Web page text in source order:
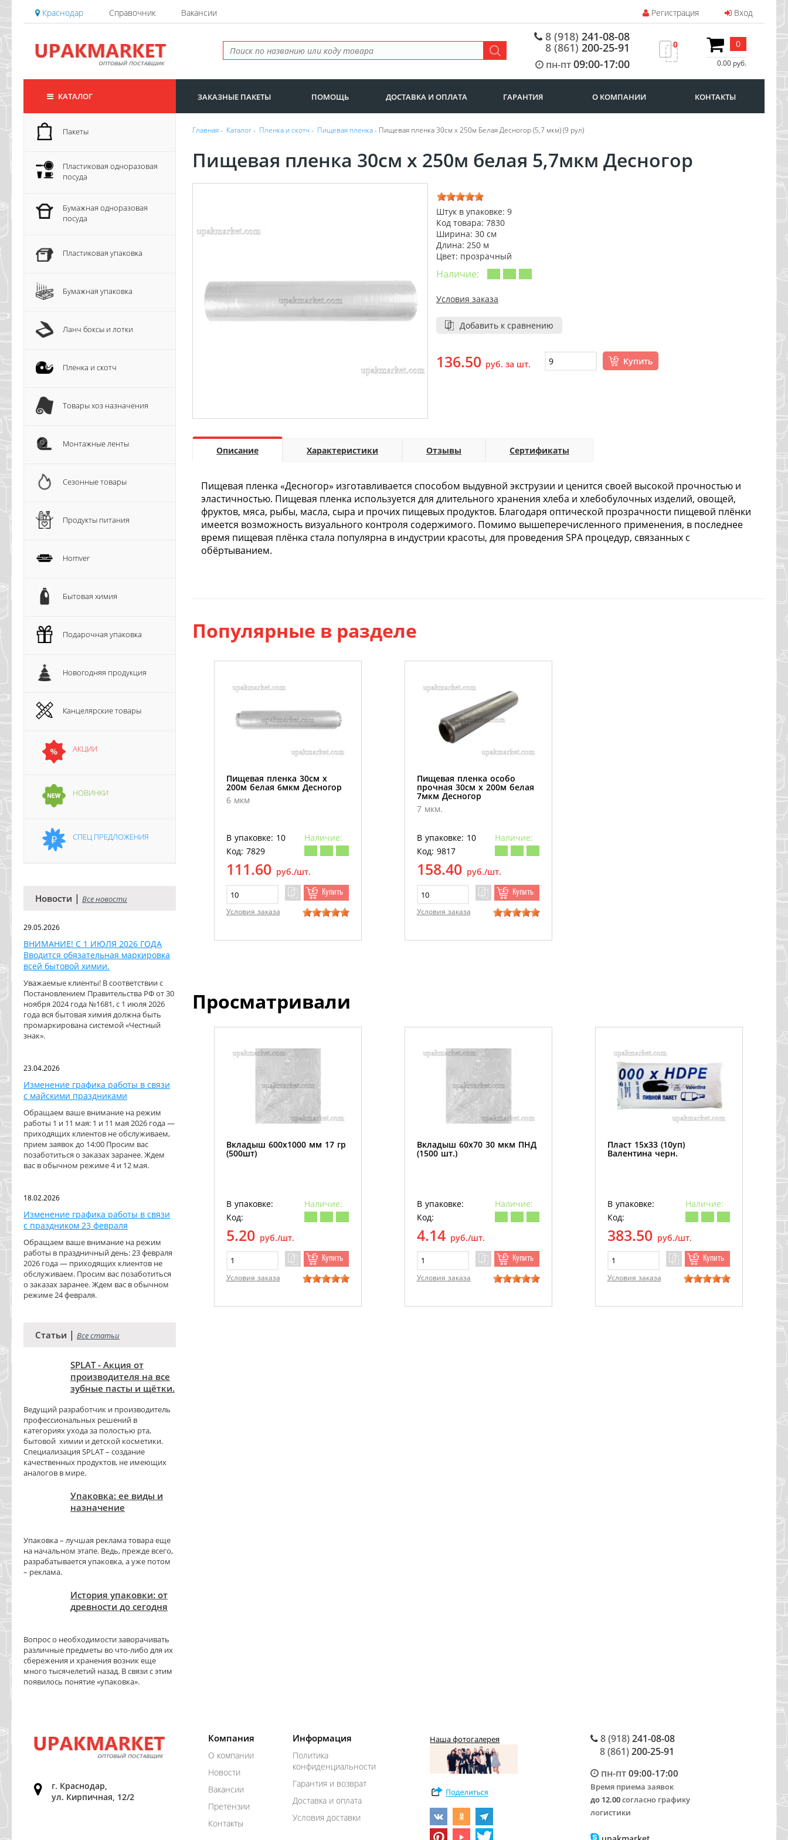
Краснодар Справочник Вакансии Регистрация Вход
8 (918) 241-08-08
8 (861) 200-25-91
пн-пт09:00-17:00
0 0
0.00 руб.
КАТАЛОГ ЗАКАЗНЫЕ ПАКЕТЫ ПОМОЩЬ ДОСТАВКА И ОПЛАТА ГАРАНТИЯ О КОМПАНИИ КОНТАКТЫ
Пакеты
Пластиковая одноразовая
посуда
Бумажная одноразовая
посуда
Пластиковая упаковка
Бумажная упаковка
Ланч боксы и лотки
Пленка и скотч
Товары хоз назначения
Монтажные ленты
Сезонные товары
Продукты питания
Homver
Бытовая химия
Подарочная упаковка
Новогодняя продукция
Канцелярские товары
АКЦИИ
НОВИНКИ
СПЕЦ ПРЕДЛОЖЕНИЯ
Новости | Все новости
29.05.2026
ВНИМАНИЕ! С 1 ИЮЛЯ 2026 ГОДА
Вводится обязательная маркировка
всей бытовой химии.
Уважаемые клиенты! В соответствии с
Постановлением Правительства РФ от 30
ноября 2024 года №1681, с 1 июля 2026
года вся бытовая химия должна быть
промаркирована системой «Честный
знак».
23.04.2026
Изменение графика работы в связи
с майскими праздниками
Обращаем ваше внимание на режим
работы 1 и 11 мая: 1 и 11 мая 2026 года —
приходящих клиентов не обслуживаем,
прием заявок до 14:00 Просим вас
позаботиться о заказах заранее. Ждем
вас в обычном режиме 4 и 12 мая.
18.02.2026
Изменение графика работы в связи
с праздником 23 февраля
Обращаем ваше внимание на режим
работы в праздничный день: 23 февраля
2026 года — приходящих клиентов не
обслуживаем. Просим вас позаботиться
о заказах заранее. Ждем вас в обычном
режиме 24 февраля.
Статьи | Все статьи
SPLAT - Акция от
производителя на все
зубные пасты и щётки.
Ведущий разработчик и производитель
профессиональных решений в
категориях ухода за полостью рта,
бытовой химии и детской косметики.
Специализация SPLAT – создание
качественных продуктов, не имеющих
аналогов в мире.
Упаковка: ее виды и
назначение
Упаковка – лучшая реклама товара еще
на начальном этапе. Ведь, прежде всего,
разрабатывается упаковка, а уже потом
– реклама.
История упаковки: от
древности до сегодня
Вопрос о необходимости заворачивать
различные предметы во что-либо для их
сбережения и хранения возник еще
много тысячелетий назад. В связи с этим
появилось понятие «упаковка».
Главная- Каталог- Пленка и скотч - Пищевая пленка- Пищевая пленка 30см х 250м Белая Десногор (5,7 мкм) (9 рул)
Пищевая пленка 30см х 250м белая 5,7мкм Десногор
Штук в упаковке: 9
Код товара: 7830
Ширина: 30 см
Длина: 250 м
Цвет: прозрачный
Наличие:
Условия заказа
Добавить к сравнению
136.50 руб. за шт. Купить
Описание Характеристики Отзывы Сертификаты
Пищевая пленка «Десногор» изготавливается способом выдувной экструзии и ценится своей высокой прочностью и
эластичностью. Пищевая пленка используется для длительного хранения хлеба и хлебобулочных изделий, овощей,
фруктов, мяса, рыбы, масла, сыра и прочих пищевых продуктов. Благодаря оптической прозрачности пищевой плёнки
имеется возможность визуального контроля содержимого. Помимо вышеперечисленного применения, в последнее
время пищевая плёнка стала популярна в индустрии красоты, для проведения SPA процедур, связанных с
обёртыванием.
Популярные в разделе
Пищевая пленка 30см х
200м белая 6мкм Десногор
6 мкм
В упаковке: 10
Наличие:
Код: 7829
111.60 руб./шт.
Купить
Условия заказа
Пищевая пленка особо
прочная 30см х 200м белая
7мкм Десногор
7 мкм.
В упаковке: 10
Наличие:
Код: 9817
158.40 руб./шт.
Купить
Условия заказа
Просматривали
Вкладыш 600х1000 мм 17 гр
(500шт)
В упаковке:
Наличие:
Код:
5.20 руб./шт.
Купить
Условия заказа
Вкладыш 60х70 30 мкм ПНД
(1500 шт.)
В упаковке:
Наличие:
Код:
4.14 руб./шт.
Купить
Условия заказа
Пласт 15х33 (10уп)
Валентина черн.
В упаковке:
Наличие:
Код:
383.50 руб./шт.
Купить
Условия заказа
г. Краснодар,
ул. Кирпичная, 12/2
Компания
О компании
Новости
Вакансии
Претензии
Контакты
Информация
Политика
конфиденциальности
Гарантия и возврат
Доставка и оплата
Условия доставки
Наша фотогалерея 8 (918)241-08-08
8 (861)200-25-91
пн-пт09:00-17:00
Время приема заявок
до 12.00согласно графику
логистики